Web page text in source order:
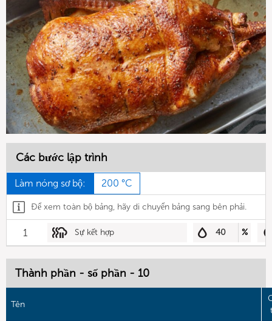
Các bước lập trình
Làm nóng sơ bộ: 200 °C
Để xem toàn bộ bảng, hãy di chuyển bảng sang bên phải.
1 Sự kết hợp 40 %
Thành phần - số phần - 10
Tên